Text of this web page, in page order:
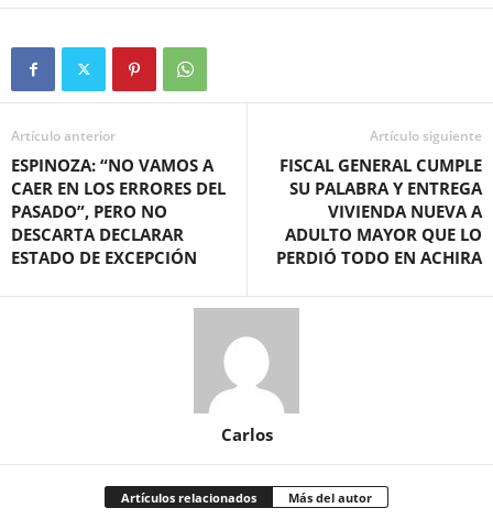
Artículo anterior
ESPINOZA: “NO VAMOS A
CAER EN LOS ERRORES DEL
PASADO”, PERO NO
DESCARTA DECLARAR
ESTADO DE EXCEPCIÓN
Artículo siguiente
FISCAL GENERAL CUMPLE
SU PALABRA Y ENTREGA
VIVIENDA NUEVA A
ADULTO MAYOR QUE LO
PERDIÓ TODO EN ACHIRA
Carlos
Artículos relacionados Más del autor